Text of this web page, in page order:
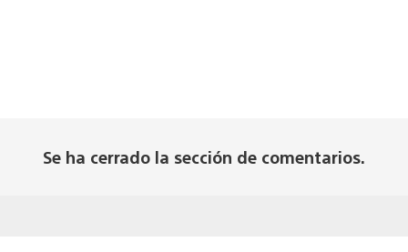
Se ha cerrado la sección de comentarios.